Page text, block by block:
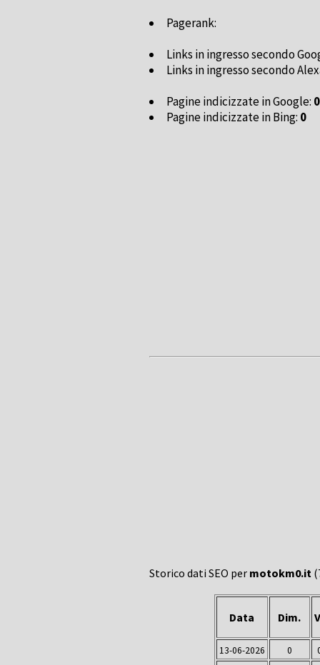
Pagerank:
Links in ingresso secondo
Links in ingresso secondo
Pagine indicizzate in Google: 0
Pagine indicizzate in Bing: 0
Storico dati SEO per motokm0.it
Data Dim.
13-06-2026 0